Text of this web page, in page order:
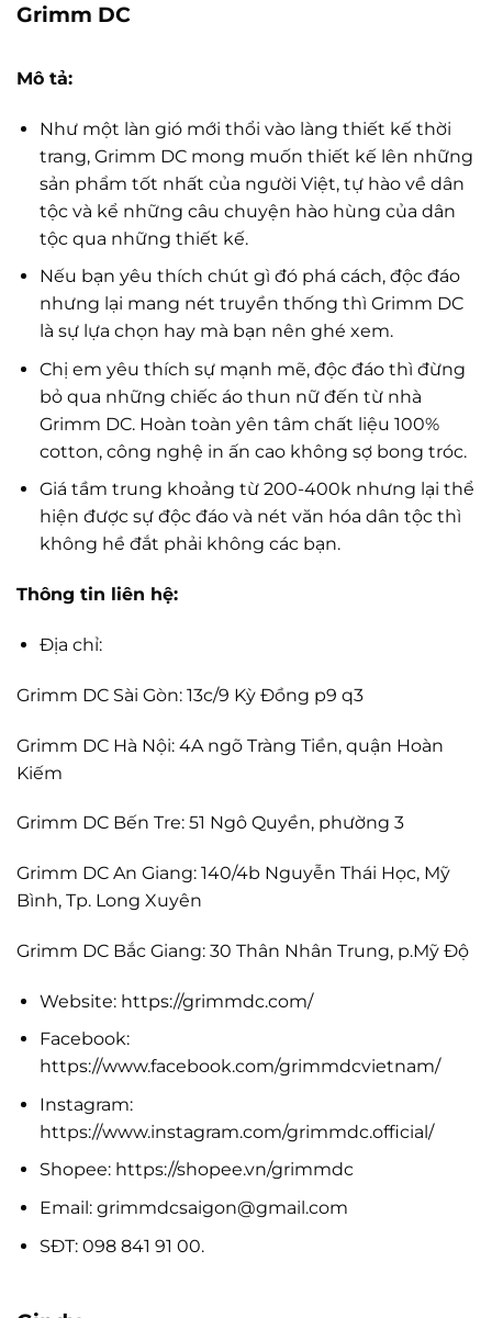
Grimm DC
Mô tả:
Như một làn gió mới thổi vào làng thiết kế thời
trang, Grimm DC mong muốn thiết kế lên những
sản phẩm tốt nhất của người Việt, tự hào về dân
tộc và kể những câu chuyện hào hùng của dân
tộc qua những thiết kế.
Nếu bạn yêu thích chút gì đó phá cách, độc đáo
nhưng lại mang nét truyền thống thì Grimm DC
là sự lựa chọn hay mà bạn nên ghé xem.
Chị em yêu thích sự mạnh mẽ, độc đáo thì đừng
bỏ qua những chiếc áo thun nữ đến từ nhà
Grimm DC. Hoàn toàn yên tâm chất liệu 100%
cotton, công nghệ in ấn cao không sợ bong tróc.
Giá tầm trung khoảng từ 200-400k nhưng lại thể
hiện được sự độc đáo và nét văn hóa dân tộc thì
không hề đắt phải không các bạn.
Thông tin liên hệ:
Địa chỉ:
Grimm DC Sài Gòn: 13c/9 Kỳ Đồng p9 q3
Grimm DC Hà Nội: 4A ngõ Tràng Tiền, quận Hoàn
Kiếm
Grimm DC Bến Tre: 51 Ngô Quyền, phường 3
Grimm DC An Giang: 140/4b Nguyễn Thái Học, Mỹ
Bình, Tp. Long Xuyên
Grimm DC Bắc Giang: 30 Thân Nhân Trung, p.Mỹ Độ
Website: https://grimmdc.com/
Facebook:
https://www.facebook.com/grimmdcvietnam/
Instagram:
https://www.instagram.com/grimmdc.official/
Shopee: https://shopee.vn/grimmdc
Email: grimmdcsaigon@gmail.com
SĐT: 098 841 91 00.